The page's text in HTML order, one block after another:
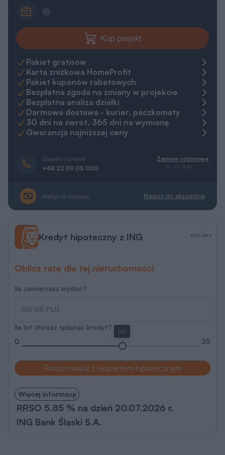
Kup projekt
Pakiet gratisów
Karta zniżkowa HomeProfit
Pakiet kuponów rabatowych
Bezpłatna zgoda na zmiany w projekcie
Bezpłatna analiza działki
Darmowa dostawa - kurier, paczkomaty
30 dni na zwrot, 365 dni na wymianę
Gwarancja najniższej ceny
Zapytaj o projekt
+48 22 59 05 000
Zamów rozmowę
pn.-pt. 8-20
Kredyt na budowę Napisz do ekspertów
Kredyt hipoteczny z ING
Oblicz ratę dla tej nieruchomości
Ile zamierzasz wydać?
Ile lat chcesz spłacać kredyt?
0
20
35
Porozmawiaj z ekspertem hipotecznym
Więcej informacji
RRSO 5.85 % na dzień 20.07.2026 r.
ING Bank Śląski S.A.
REKLAMA